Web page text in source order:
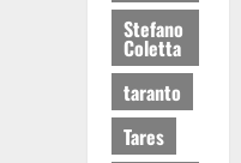
Stefano
Coletta
taranto
Tares